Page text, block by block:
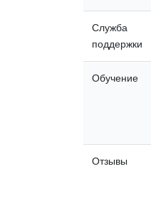
Служба
поддержки
Обучение
Отзывы